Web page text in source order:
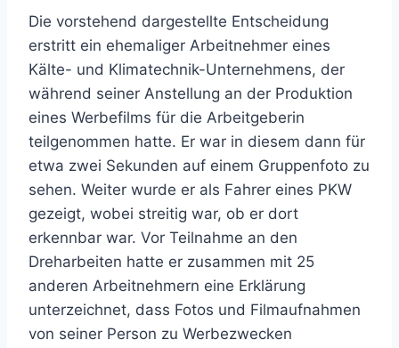
Die vorstehend dargestellte Entscheidung
erstritt ein ehemaliger Arbeitnehmer eines
Kälte- und Klimatechnik-Unternehmens, der
während seiner Anstellung an der Produktion
eines Werbefilms für die Arbeitgeberin
teilgenommen hatte. Er war in diesem dann für
etwa zwei Sekunden auf einem Gruppenfoto zu
sehen. Weiter wurde er als Fahrer eines PKW
gezeigt, wobei streitig war, ob er dort
erkennbar war. Vor Teilnahme an den
Dreharbeiten hatte er zusammen mit 25
anderen Arbeitnehmern eine Erklärung
unterzeichnet, dass Fotos und Filmaufnahmen
von seiner Person zu Werbezwecken